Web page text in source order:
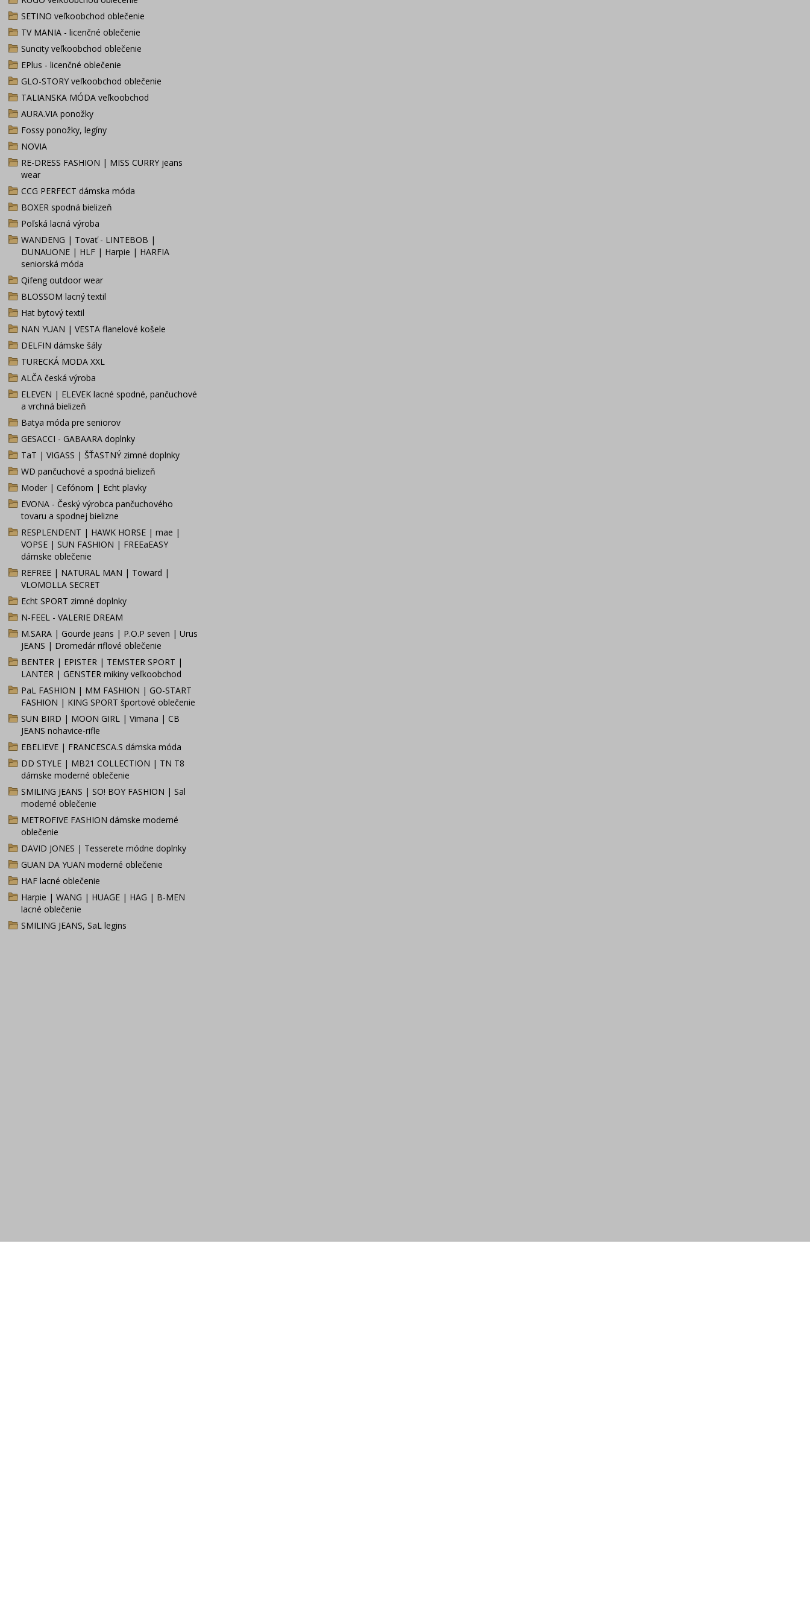
SETINO veľkoobchod oblečenie
TV MANIA - licenčné oblečenie
Suncity veľkoobchod oblečenie
EPlus - licenčné oblečenie
GLO-STORY veľkoobchod oblečenie
TALIANSKA MÓDA veľkoobchod
AURA.VIA ponožky
Fossy ponožky, legíny
NOVIA
RE-DRESS FASHION | MISS CURRY jeans
wear
CCG PERFECT dámska móda
BOXER spodná bielizeň
Poľská lacná výroba
WANDENG | Tovať - LINTEBOB |
DUNAUONE | HLF | Harpie | HARFIA
seniorská móda
Qifeng outdoor wear
BLOSSOM lacný textil
Hat bytový textil
NAN YUAN | VESTA flanelové košele
DELFIN dámske šály
TURECKÁ MODA XXL
ALČA česká výroba
ELEVEN | ELEVEK lacné spodné, pančuchové
a vrchná bielizeň
Batya móda pre seniorov
GESACCI - GABAARA doplnky
TaT | VIGASS | ŠŤASTNÝ zimné doplnky
WD pančuchové a spodná bielizeň
Moder | Cefónom | Echt plavky
EVONA - Český výrobca pančuchového
tovaru a spodnej bielizne
RESPLENDENT | HAWK HORSE | mae |
VOPSE | SUN FASHION | FREEaEASY
dámske oblečenie
REFREE | NATURAL MAN | Toward |
VLOMOLLA SECRET
Echt SPORT zimné doplnky
N-FEEL - VALERIE DREAM
M.SARA | Gourde jeans | P.O.P seven | Urus
JEANS | Dromedár riflové oblečenie
BENTER | EPISTER | TEMSTER SPORT |
LANTER | GENSTER mikiny veľkoobchod
PaL FASHION | MM FASHION | GO-START
FASHION | KING SPORT športové oblečenie
SUN BIRD | MOON GIRL | Vimana | CB
JEANS nohavice-rifle
EBELIEVE | FRANCESCA.S dámska móda
DD STYLE | MB21 COLLECTION | TN T8
dámske moderné oblečenie
SMILING JEANS | SO! BOY FASHION | Sal
moderné oblečenie
METROFIVE FASHION dámske moderné
oblečenie
DAVID JONES | Tesserete módne doplnky
GUAN DA YUAN moderné oblečenie
HAF lacné oblečenie
Harpie | WANG | HUAGE | HAG | B-MEN
lacné oblečenie
SMILING JEANS, SaL legins